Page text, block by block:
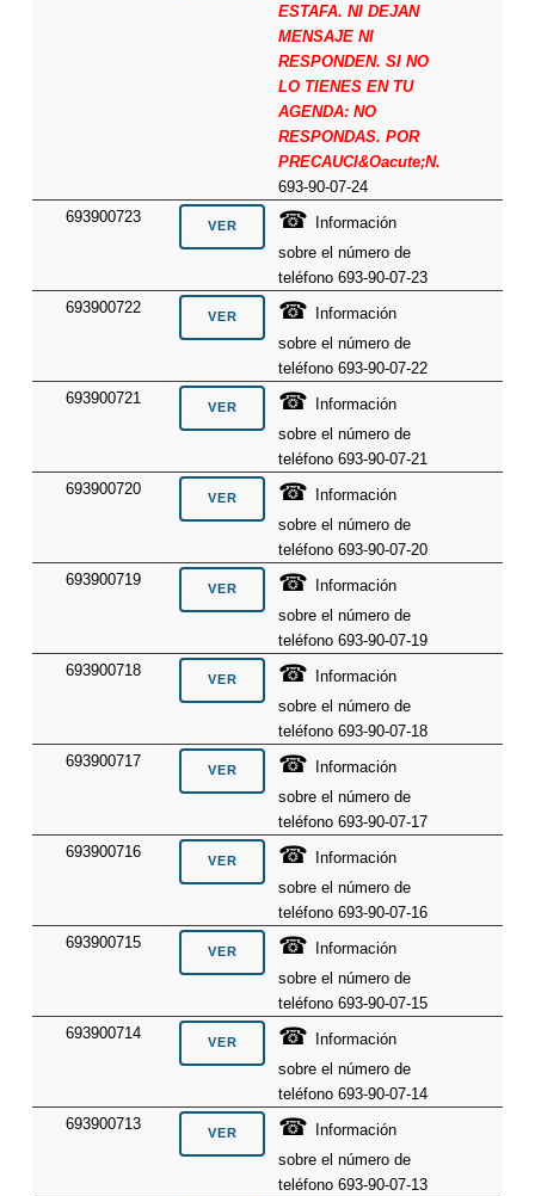
ESTAFA. NI DEJAN
MENSAJE NI
RESPONDEN. SI NO
LO TIENES EN TU
AGENDA: NO
RESPONDAS. POR
PRECAUCI&Oacute;N.
693-90-07-24
693900723
☎
Información
sobre el número de
teléfono 693-90-07-23
693900722
☎
Información
sobre el número de
teléfono 693-90-07-22
693900721
☎
Información
sobre el número de
teléfono 693-90-07-21
693900720
☎
Información
sobre el número de
teléfono 693-90-07-20
693900719
☎
Información
sobre el número de
teléfono 693-90-07-19
693900718
☎
Información
sobre el número de
teléfono 693-90-07-18
693900717
☎
Información
sobre el número de
teléfono 693-90-07-17
693900716
☎
Información
sobre el número de
teléfono 693-90-07-16
693900715
☎
Información
sobre el número de
teléfono 693-90-07-15
693900714
☎
Información
sobre el número de
teléfono 693-90-07-14
693900713
☎
Información
sobre el número de
teléfono 693-90-07-13